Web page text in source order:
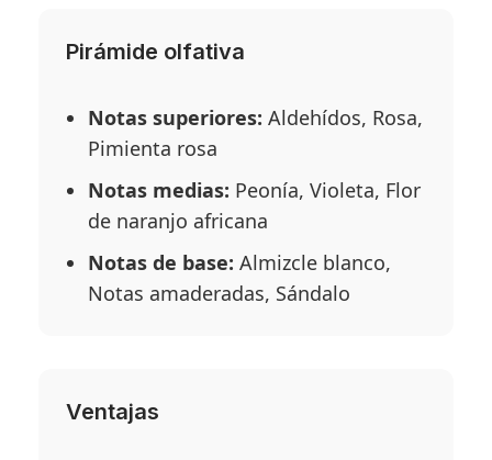
Pirámide olfativa
Notas superiores: Aldehídos, Rosa,
Pimienta rosa
Notas medias: Peonía, Violeta, Flor
de naranjo africana
Notas de base: Almizcle blanco,
Notas amaderadas, Sándalo
Ventajas